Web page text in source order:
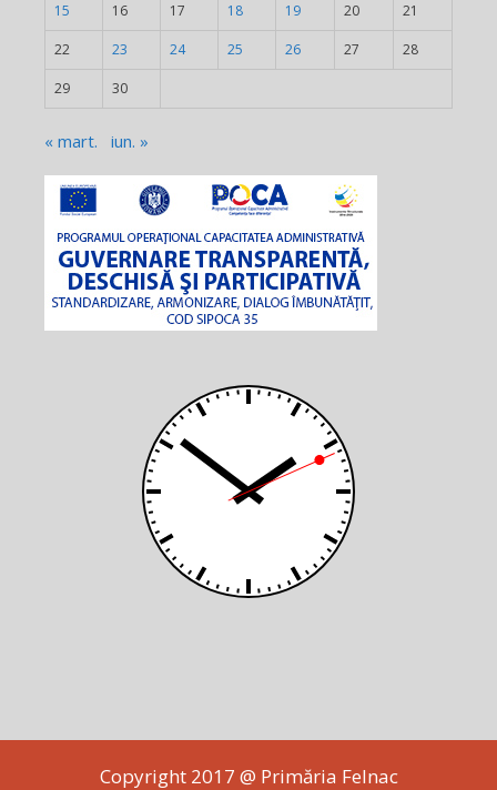
15 16 17 18 19 20 21
22 23 24 25 26 27 28
29 30
« mart. iun. »
Copyright 2017 @ Primăria Felnac